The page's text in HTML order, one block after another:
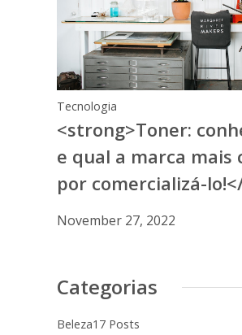
Tecnologia
<strong>Toner:
e qual a marca mais
por comercializá-
November 27, 2022
Categorias
Beleza17 Posts